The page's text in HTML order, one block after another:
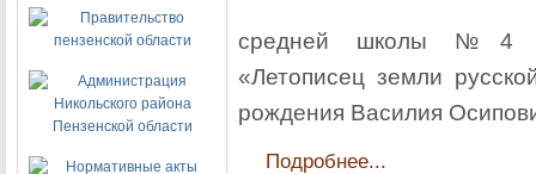
средней школы №4
«Летописец земли
рождения Василия
Подробнее...